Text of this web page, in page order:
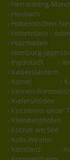
› Herrenberg-
› Heubach
› Höhenkirchen-
› Hohenstein -
› Holzmaden
› Homburg-
› Ingolstadt
›
› Kaiserslautern
› Kassel
›
› Kernen-
› Kiefersfelden
› Kirchheim unter
› Kleinberghofen
› Kochel am See
› Köln-Weiden
› Konstanz
›